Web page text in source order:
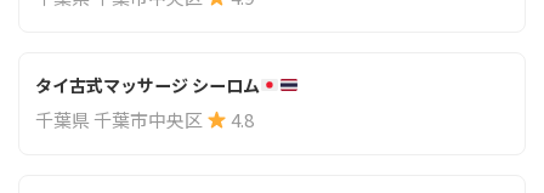
タイ古式マッサージ シーロム
千葉県 千葉市中央区 4.8